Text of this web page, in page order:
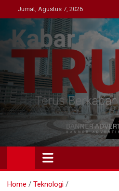
to
content
Jumat, Agustus 7, 2026
Kabar Trust
Terus Berkabar Kabar Trust
Home
Teknologi